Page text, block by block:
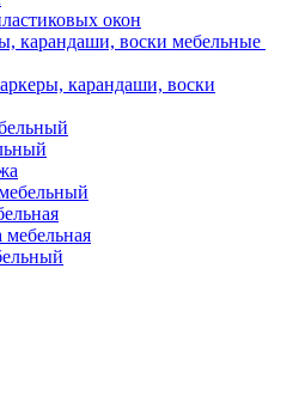
окон
карандаши, воски мебельные
карандаши, воски